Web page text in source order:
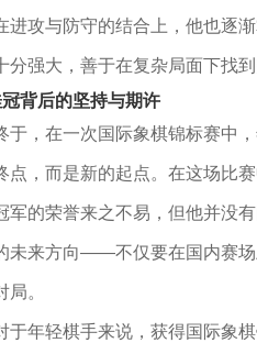
进攻与防守的结合上，他也逐
分强大，善于在复杂局面下找
背后的坚持与期许
于，在一次国际象棋锦标赛中
点，而是新的起点。在这场比
军的荣誉来之不易，但他并没
未来方向——不仅要在国内赛场
局。
于年轻棋手来说，获得国际象